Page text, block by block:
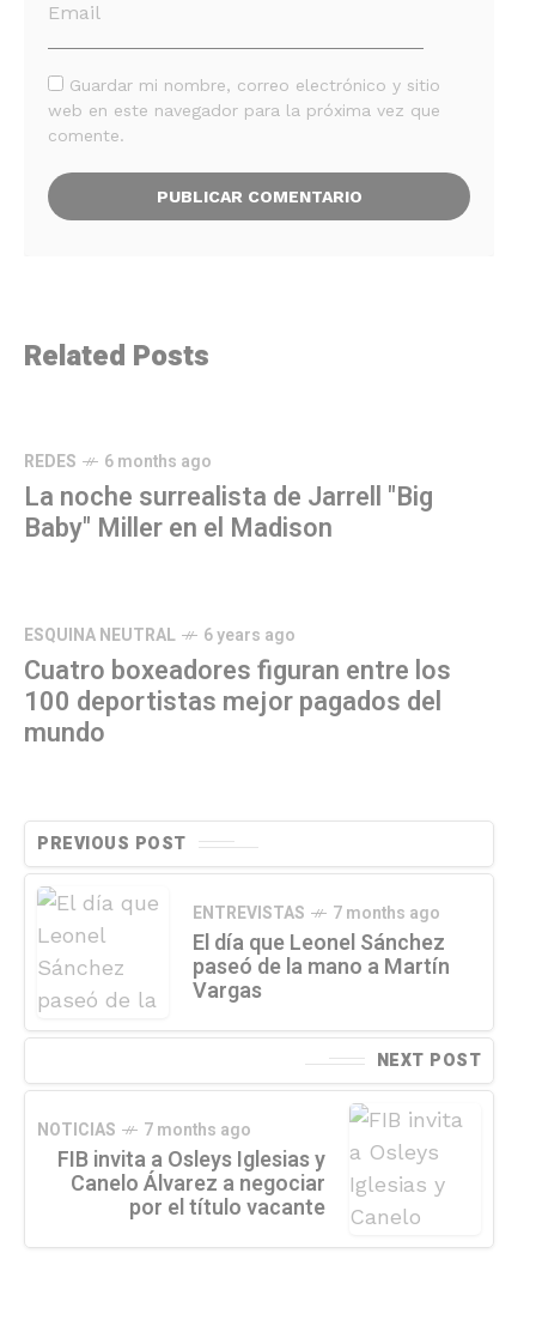
Guardar mi nombre, correo electrónico y sitio
web en este navegador para la próxima vez que
comente.
Related Posts
REDES 6 months ago
La noche surrealista de Jarrell "Big
Baby" Miller en el Madison
ESQUINA NEUTRAL 6 years ago
Cuatro boxeadores figuran entre los
100 deportistas mejor pagados del
mundo
PREVIOUS POST
ENTREVISTAS 7 months ago
El día que Leonel Sánchez
paseó de la mano a Martín
Vargas
NEXT POST
NOTICIAS 7 months ago
FIB invita a Osleys Iglesias y
Canelo Álvarez a negociar
por el título vacante